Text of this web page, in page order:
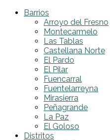
Barrios
Arroyo del Fresno
Montecarmelo
Las Tablas
Castellana Norte
El Pardo
El Pilar
Fuencarral
Fuentelarreyna
Mirasierra
Peñagrande
La Paz
El Goloso
Distritos